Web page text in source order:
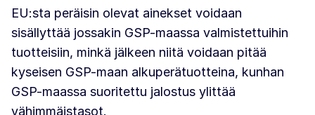
EU:sta peräisin olevat ainekset voidaan
sisällyttää jossakin GSP-maassa valmistettuihin
tuotteisiin, minkä jälkeen niitä voidaan pitää
kyseisen GSP-maan alkuperätuotteina, kunhan
GSP-maassa suoritettu jalostus ylittää
vähimmäistasot.